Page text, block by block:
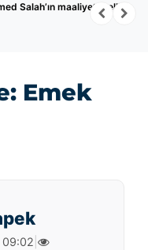
Özkök hakkında
Emek